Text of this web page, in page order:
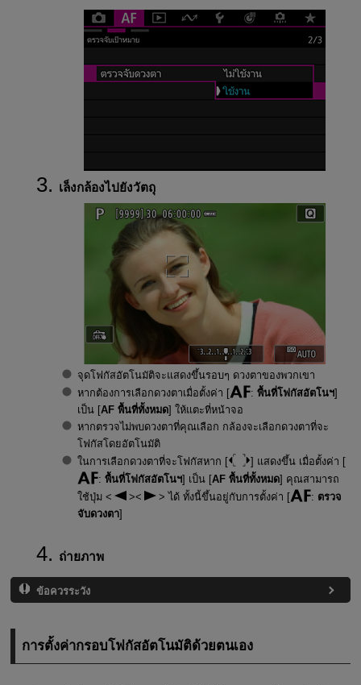
เล็งกล้องไปยังวัตถุ
จุดโฟกัสอัตโนมัติจะแสดงขึ้นรอบๆ ดวงตาของพวกเขา
หากต้องการเลือกดวงตาเมื่อตั้งค่า [
: พื้นที่โฟกัสอัตโนฯ]
เป็น [AF พื้นที่ทั้งหมด] ให้แตะที่หน้าจอ
หากตรวจไม่พบดวงตาที่คุณเลือก กล้องจะเลือกดวงตาที่จะ
โฟกัสโดยอัตโนมัติ
ในการเลือกดวงตาที่จะโฟกัสหาก [
] แสดงขึ้น เมื่อตั้งค่า [
: พื้นที่โฟกัสอัตโนฯ] เป็น [AF พื้นที่ทั้งหมด] คุณสามารถ
ใช้ปุ่ม
ได้ ทั้งนี้ขึ้นอยู่กับการตั้งค่า [ : ตรวจ
จับดวงตา]
ถ่ายภาพ
ข้อควรระวัง
การตั้งค่ากรอบโฟกัสอัตโนมัติด้วยตนเอง